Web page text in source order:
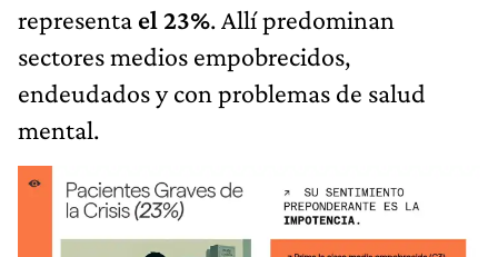
representa el 23%. Allí predominan
sectores medios empobrecidos,
endeudados y con problemas de salud
mental.